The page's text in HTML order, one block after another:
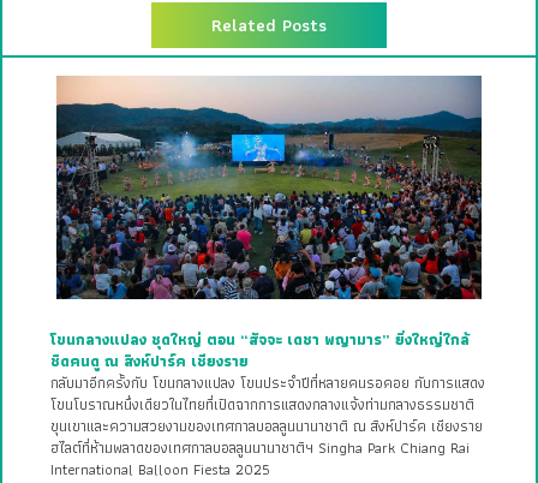
Related Posts
โขนกลางแปลง ชุดใหญ่ ตอน “สัจจะ เดชา พญามาร” ยิ่งใหญ่ใกล้
ชิดคนดู ณ สิงห์ปาร์ค เชียงราย
กลับมาอีกครั้งกับ โขนกลางแปลง โขนประจำปีที่หลายคนรอคอย กับการแสดง
โขนโบราณหนึ่งเดียวในไทยที่เปิดฉากการแสดงกลางแจ้งท่ามกลางธรรมชาติ
ขุนเขาและความสวยงามของเทศกาลบอลลูนนานาชาติ ณ สิงห์ปาร์ค เชียงราย
ฮไลต์ที่ห้ามพลาดของเทศกาลบอลลูนนานาชาติฯ Singha Park Chiang Rai
International Balloon Fiesta 2025